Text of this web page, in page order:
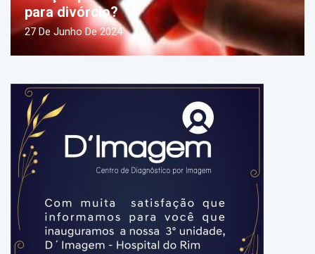
para divórcio?
27 De Junho De 2024